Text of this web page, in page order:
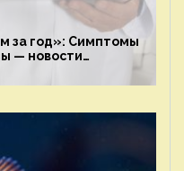
за год»: Симптомы
— новости